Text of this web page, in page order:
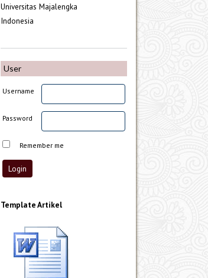
Universitas Majalengka
Indonesia
User
Username
Password
Remember me
Template Artikel